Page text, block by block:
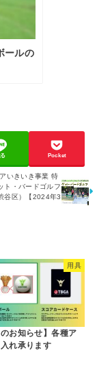
ールの
Pocket
いきいき事業 特
ト・バードゴルフ
谷区）【2024年3
用具
のお知らせ】各種ア
れ承ります